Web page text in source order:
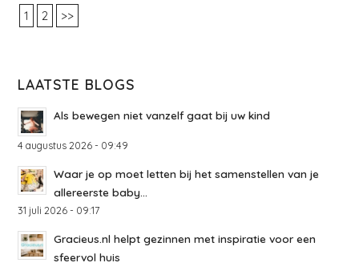
1
2 >>
LAATSTE BLOGS
Als bewegen niet vanzelf gaat bij uw kind
4 augustus 2026 - 09:49
Waar je op moet letten bij het samenstellen van je
allereerste baby...
31 juli 2026 - 09:17
Gracieus.nl helpt gezinnen met inspiratie voor een
sfeervol huis